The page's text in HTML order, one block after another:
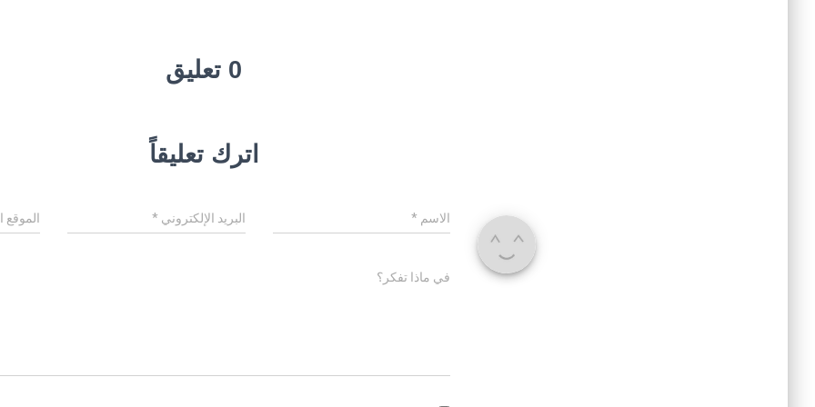
0 تعليق
اترك تعليقاً
الاسم * البريد الإلكتروني * الموقع
في ماذا تفكر؟